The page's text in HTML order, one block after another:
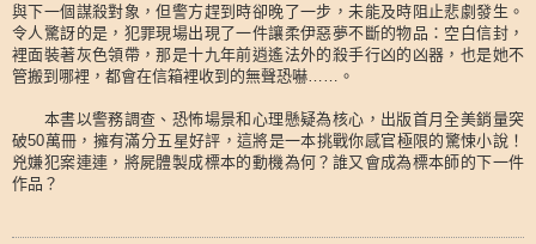
與下一個謀殺對象，但警方趕到時卻晚了一步，未能及時阻止悲劇發生。
令人驚訝的是，犯罪現場出現了一件讓柔伊惡夢不斷的物品：空白信封，
裡面裝著灰色領帶，那是十九年前逍遙法外的殺手行凶的凶器，也是她不
管搬到哪裡，都會在信箱裡收到的無聲恐嚇……。
本書以警務調查、恐怖場景和心理懸疑為核心，出版首月全美銷量突
破50萬冊，擁有滿分五星好評，這將是一本挑戰你感官極限的驚悚小說！
兇嫌犯案連連，將屍體製成標本的動機為何？誰又會成為標本師的下一件
作品？